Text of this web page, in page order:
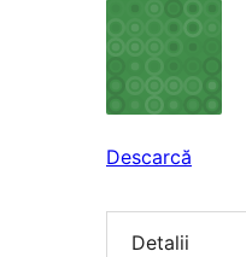
Descarcă
Detalii